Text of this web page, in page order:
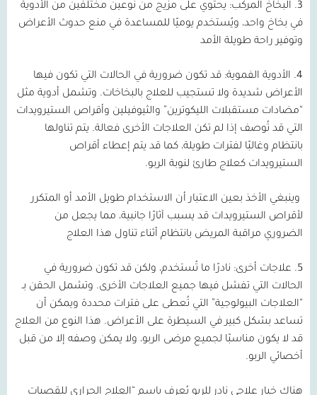
3. البخاخ المركب: يحتوي على مزيج من نوعين مختلفين من الأدوية
في بخاخ واحد، ويُستخدم يوميًا للمساعدة في منع حدوث الأعراض
وتوفير راحة طويلة الأمد
4. الأدوية الفموية: قد تكون ضرورية في الحالات التي تكون فيها
الأعراض شديدة ولا تستجيب للعلاج بالبخاخات. وتشمل أدوية مثل
“مضادات مستقبلات الليكوترين” والثيوفيلين وأقراص الستيرويدات
التي قد تُوصف إذا لم تكن العلاجات الأخرى فعالة. يتم تناولها
بانتظام وغالبًا لفترات طويلة، كما قد يتم إعطاء أقراص
الستيرويدات كعلاج طارئ لنوبة الربو.
وينبغي الأخذ بعين الاعتبار أن الاستخدام طويل الأمد أو المتكرر
لأقراص الستيرويدات قد يسبب آثارًا جانبية، مما يجعل من
الضروري مراقبة المريض بانتظام أثناء تناول هذا العلاج
5. علاجات أخرى: نادرًا ما تُستخدم، ولكن قد تكون ضرورية في
الحالات التي تفشل فيها جميع العلاجات الأخرى. وتشمل الحقن بـ
“العلاجات البيولوجية” التي تُعطى على فترات محددة ويمكن أن
تساعد بشكل كبير في السيطرة على الأعراض. هذا النوع من العلاج
قد لا يكون مناسبًا لجميع مرضى الربو، ولا يمكن وصفه إلا من قبل
أخصائي الربو.
هناك خيار علاجي نادر للربو يُعرف باسم “العلاج الحراري للقصبات